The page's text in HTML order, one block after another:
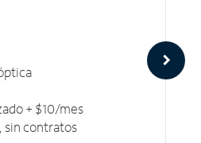
+ $10/mes
sin contratos